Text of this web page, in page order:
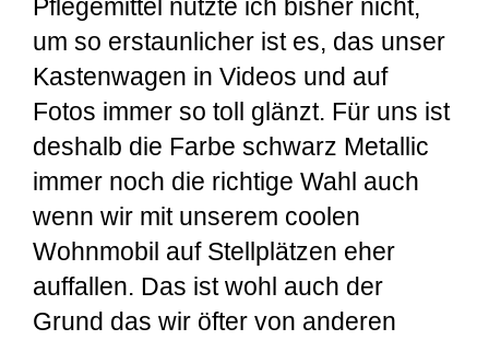
Pflegemittel nutzte ich bisher nicht,
um so erstaunlicher ist es, das unser
Kastenwagen in Videos und auf
Fotos immer so toll glänzt. Für uns ist
deshalb die Farbe schwarz Metallic
immer noch die richtige Wahl auch
wenn wir mit unserem coolen
Wohnmobil auf Stellplätzen eher
auffallen. Das ist wohl auch der
Grund das wir öfter von anderen